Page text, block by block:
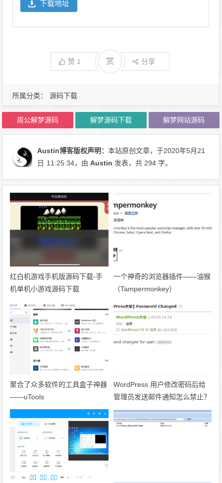
下载地址
赞 1 赏 分享
所属分类： 源码下载
周公解梦源码 解梦源码下载 解梦网站源码
Austin博客版权声明：本站原创文章，于2020年5月21
日 11:25:34，由Austin 发表，共 294 字。
红白机游戏手机版源码下载-手
机单机小游戏源码下载
一个神奇的浏览器插件——油猴
（Tampermonkey）
聚合了众多软件的工具盒子神器
——uTools
WordPress 用户修改密码后给
管理员发送邮件通知怎么禁止？